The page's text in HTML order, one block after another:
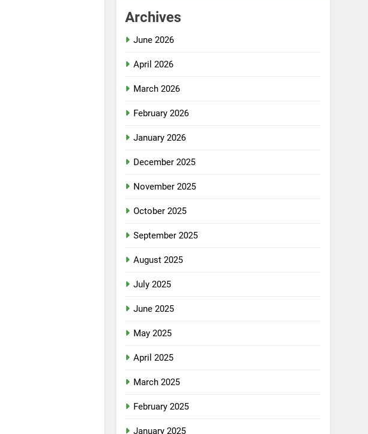
Archives
June 2026
April 2026
March 2026
February 2026
January 2026
December 2025
November 2025
October 2025
September 2025
August 2025
July 2025
June 2025
May 2025
April 2025
March 2025
February 2025
January 2025